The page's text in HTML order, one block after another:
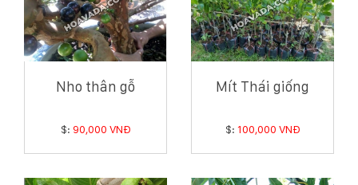
Nho thân gỗ
$: 90,000 VNĐ
Mít Thái giống
$: 100,000 VNĐ